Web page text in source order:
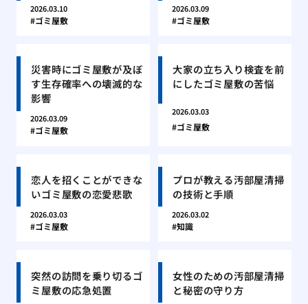
2026.03.10
ゴミ屋敷
2026.03.09
ゴミ屋敷
災害時にゴミ屋敷が及ぼ
す生存確率への壊滅的な
影響
2026.03.09
ゴミ屋敷
大家の立ち入り検査を前
にしたゴミ屋敷の苦悩
2026.03.03
ゴミ屋敷
恋人を招くことができな
いゴミ屋敷の恋愛悲歌
2026.03.03
ゴミ屋敷
プロが教える汚部屋清掃
の技術と手順
2026.03.02
知識
突然の訪問を乗り切るゴ
ミ屋敷の応急処置
女性のための汚部屋清掃
と秘密の守り方